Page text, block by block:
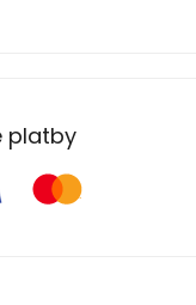
platby